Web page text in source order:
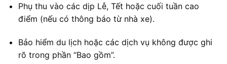
Phụ thu vào các dịp Lễ, Tết hoặc cuối tuần cao
điểm (nếu có thông báo từ nhà xe).
Bảo hiểm du lịch hoặc các dịch vụ không được ghi
rõ trong phần “Bao gồm”.